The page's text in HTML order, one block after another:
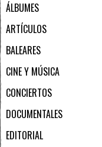
ÁLBUMES
ARTÍCULOS
BALEARES
CINE Y MÚSICA
CONCIERTOS
DOCUMENTALES
EDITORIAL